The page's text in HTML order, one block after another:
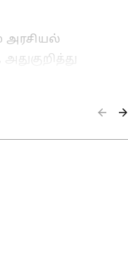
அரசியல்